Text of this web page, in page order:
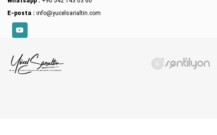
E-posta : info@yucelsarialtin.com
YouTube